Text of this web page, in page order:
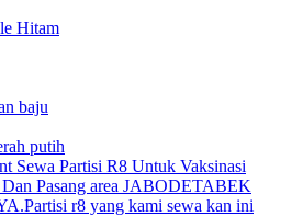
Hitam
baju
putih
Sewa Partisi R8 Untuk Vaksinasi
Pasang area JABODETABEK
r8 yang kami sewa kan ini